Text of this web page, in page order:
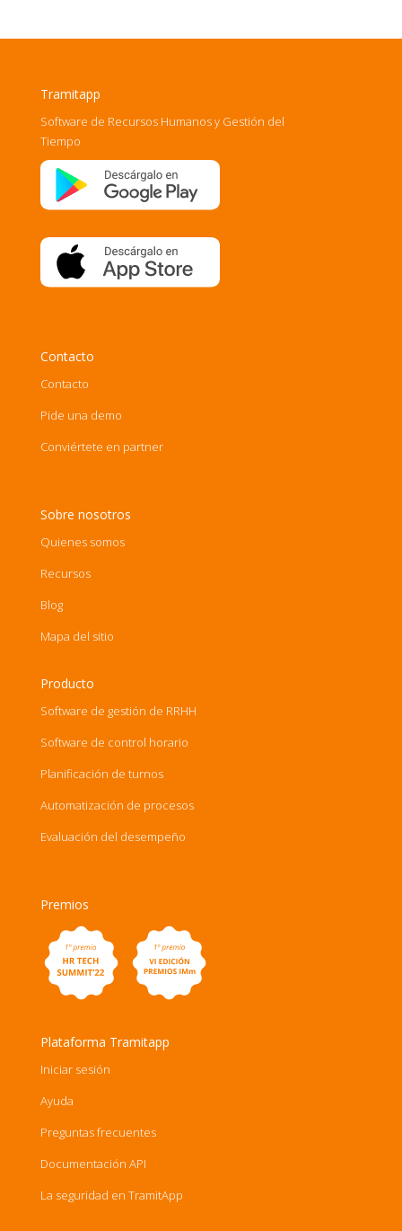
Tramitapp
Software de Recursos Humanos y Gestión del
Tiempo
Contacto
Contacto
Pide una demo
Conviértete en partner
Sobre nosotros
Quienes somos
Recursos
Blog
Mapa del sitio
Producto
Software de gestión de RRHH
Software de control horario
Planificación de turnos
Automatización de procesos
Evaluación del desempeño
Premios
Plataforma Tramitapp
Iniciar sesión
Ayuda
Preguntas frecuentes
Documentación API
La seguridad en TramitApp